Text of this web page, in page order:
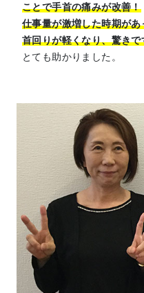
ことで手首の痛みが改善！
仕事量が激増した時期が
首回りが軽くなり、驚きで
とても助かりました。